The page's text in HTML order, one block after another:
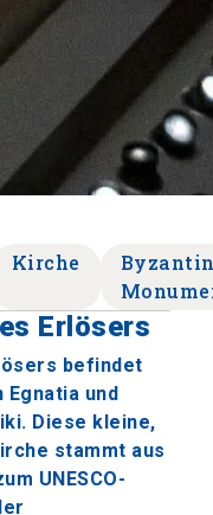
Kirche
Erlösers
befindet
und
Diese kleine,
stammt aus
UNESCO-